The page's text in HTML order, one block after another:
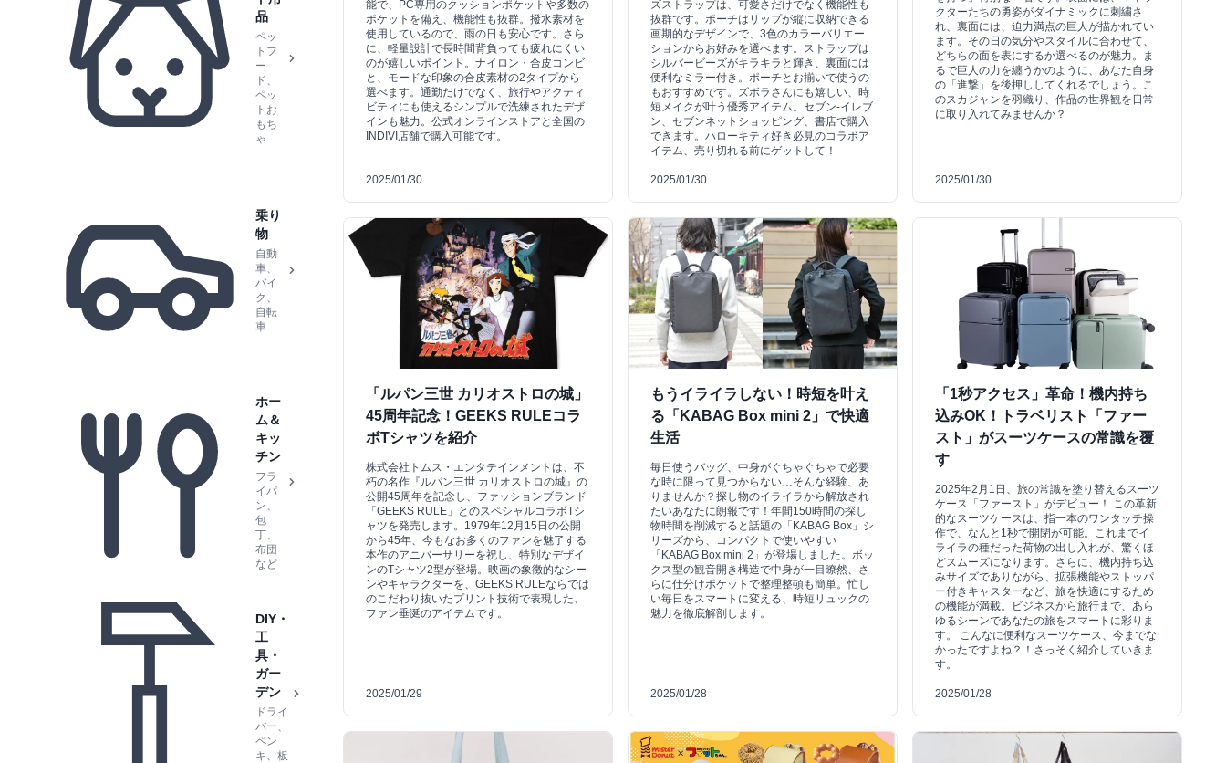
品
ペッ
トフ
ー
ド、
ペッ
トお
もち
ゃ
乗り
物
自動
車、
バイ
ク、
自転
車
ホー
ム＆
キッ
チン
フラ
イパ
ン、
包
丁、
布団
など
DIY・
工
具・
ガー
デン
ドライ
バー、
ペン
キ、板
能で、PC専用のクッションポケットや多数の
ポケットを備え、機能性も抜群。撥水素材を
使用しているので、雨の日も安心です。さら
に、軽量設計で長時間背負っても疲れにくい
のが嬉しいポイント。ナイロン・合皮コンビ
と、モードな印象の合皮素材の2タイプから
選べます。通勤だけでなく、旅行やアクティ
ビティにも使えるシンプルで洗練されたデザ
インも魅力。公式オンラインストアと全国の
INDIVI店舗で購入可能です。
2025/01/30
ズストラップは、可愛さだけでなく機能性も
抜群です。ポーチはリップが縦に収納できる
画期的なデザインで、3色のカラーバリエー
ションからお好みを選べます。ストラップは
シルバービーズがキラキラと輝き、裏面には
便利なミラー付き。ポーチとお揃いで使うの
もおすすめです。ズボラさんにも嬉しい、時
短メイクが叶う優秀アイテム。セブン-イレブ
ン、セブンネットショッピング、書店で購入
できます。ハローキティ好き必見のコラボア
イテム、売り切れる前にゲットして！
2025/01/30
クターたちの勇姿がダイナミックに刺繍さ
れ、裏面には、迫力満点の巨人が描かれてい
ます。その日の気分やスタイルに合わせて、
どちらの面を表にするか選べるのが魅力。ま
るで巨人の力を纏うかのように、あなた自身
の「進撃」を後押ししてくれるでしょう。こ
のスカジャンを羽織り、作品の世界観を日常
に取り入れてみませんか？
2025/01/30
「ルパン三世 カリオストロの城」
45周年記念！GEEKS RULEコラ
ボTシャツを紹介
株式会社トムス・エンタテインメントは、不
朽の名作『ルパン三世 カリオストロの城』の
公開45周年を記念し、ファッションブランド
「GEEKS RULE」とのスペシャルコラボTシ
ャツを発売します。1979年12月15日の公開
から45年、今もなお多くのファンを魅了する
本作のアニバーサリーを祝し、特別なデザイ
ンのTシャツ2型が登場。映画の象徴的なシー
ンやキャラクターを、GEEKS RULEならでは
のこだわり抜いたプリント技術で表現した、
ファン垂涎のアイテムです。
2025/01/29
もうイライラしない！時短を叶え
る「KABAG Box mini 2」で快適
生活
毎日使うバッグ、中身がぐちゃぐちゃで必要
な時に限って見つからない…そんな経験、あ
りませんか？探し物のイライラから解放され
たいあなたに朗報です！年間150時間の探し
物時間を削減すると話題の「KABAG Box」シ
リーズから、コンパクトで使いやすい
「KABAG Box mini 2」が登場しました。ボッ
クス型の観音開き構造で中身が一目瞭然、さ
らに仕分けポケットで整理整頓も簡単。忙し
い毎日をスマートに変える、時短リュックの
魅力を徹底解剖します。
2025/01/28
「1秒アクセス」革命！機内持ち
込みOK！トラベリスト「ファー
スト」がスーツケースの常識を覆
す
2025年2月1日、旅の常識を塗り替えるスーツ
ケース「ファースト」がデビュー！ この革新
的なスーツケースは、指一本のワンタッチ操
作で、なんと1秒で開閉が可能。これまでイ
ライラの種だった荷物の出し入れが、驚くほ
どスムーズになります。さらに、機内持ち込
みサイズでありながら、拡張機能やストッパ
ー付きキャスターなど、旅を快適にするため
の機能が満載。ビジネスから旅行まで、あら
ゆるシーンであなたの旅をスマートに彩りま
す。 こんなに便利なスーツケース、今までな
かったですよね？！さっそく紹介していきま
す。
2025/01/28